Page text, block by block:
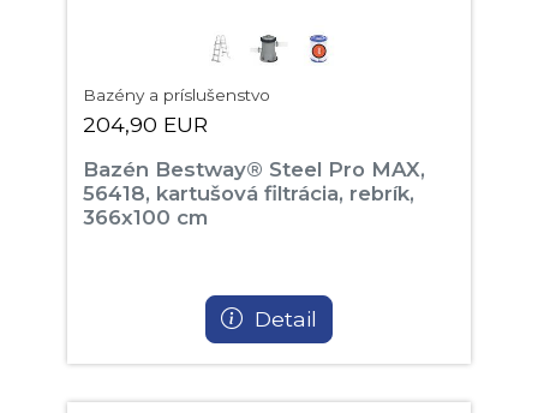
Bazény a príslušenstvo
204,90 EUR
Bazén Bestway® Steel Pro MAX,
56418, kartušová filtrácia, rebrík,
366x100 cm
Detail